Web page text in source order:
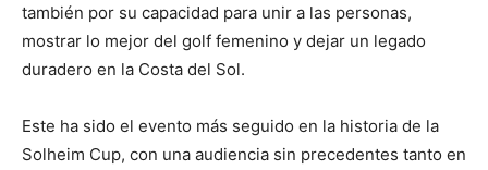
también por su capacidad para unir a las personas,
mostrar lo mejor del golf femenino y dejar un legado
duradero en la Costa del Sol.
Este ha sido el evento más seguido en la historia de la
Solheim Cup, con una audiencia sin precedentes tanto en